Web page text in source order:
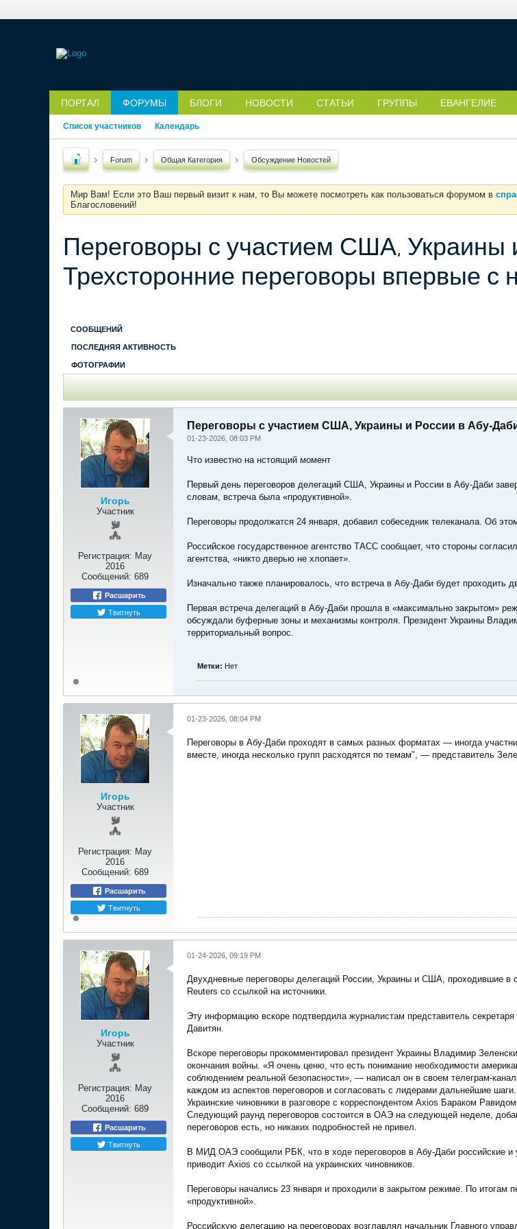
ПОРТАЛ ФОРУМЫ БЛОГИ НОВОСТИ СТАТЬИ ГРУППЫ ЕВАНГЕЛИЕ
Список участников Календарь
Forum Общая Категория Обсуждение Новостей
Мир Вам! Если это Ваш первый визит к нам, то Вы можете посмотреть как пользоваться форумом в
Благословений!
Переговоры с участием США, Украины
Трехсторонние переговоры впервые с
СООБЩЕНИЙ
ПОСЛЕДНЯЯ АКТИВНОСТЬ
ФОТОГРАФИИ
Игорь
Участник
Регистрация: May
2016
Сообщений: 689
Расшарить
Твитнуть
Переговоры с участием США, Украины и России в Абу-
01-23-2026, 08:03 PM
Что известно на нстоящий момент
Первый день переговоров делегаций США, Украины и России в Абу-Даби
словам, встреча была «продуктивной».
Переговоры продолжатся 24 января, добавил собеседник телеканала. Об
Российское государственное агентство ТАСС сообщает, что стороны
агентства, «никто дверью не хлопает».
Изначально также планировалось, что встреча в Абу-Даби будет проходить
Первая встреча делегаций в Абу-Даби прошла в «максимально закрытом»
обсуждали буферные зоны и механизмы контроля. Президент Украины
территориальный вопрос.​
Метки: Нет
Игорь
Участник
Регистрация: May
2016
Сообщений: 689
Расшарить
Твитнуть
01-23-2026, 08:04 PM
Переговоры в Абу-Даби проходят в самых разных форматах — иногда
вместе, иногда несколько групп расходятся по темам", — представитель
Игорь
Участник
Регистрация: May
2016
Сообщений: 689
Расшарить
Твитнуть
01-24-2026, 09:19 PM
Двухдневные переговоры делегаций России, Украины и США, проходившие
Reuters со ссылкой на источники.
Эту информацию вскоре подтвердила журналистам представитель
Давитян.
Вскоре переговоры прокомментировал президент Украины Владимир
окончания войны. «Я очень ценю, что есть понимание необходимости
соблюдением реальной безопасности», — написал он в своем телеграм-
каждом из аспектов переговоров и согласовать с лидерами дальнейшие шаги.
Украинские чиновники в разговоре с корреспондентом Axios Бараком
Следующий раунд переговоров состоится в ОАЭ на следующей неделе,
переговоров есть, но никаких подробностей не привел.
В МИД ОАЭ сообщили РБК, что в ходе переговоров в Абу-Даби российские
приводит Axios со ссылкой на украинских чиновников.
Переговоры начались 23 января и проходили в закрытом режиме. По итогам
«продуктивной».
Российскую делегацию на переговорах возглавлял начальник Главного